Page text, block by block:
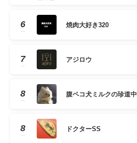
6 焼肉大好き320
7 アジロウ
8 腹ペコ犬ミルクの珍道中
8 ドクターSS